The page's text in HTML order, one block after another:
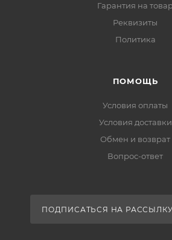
Гарантия на товар
Реквизиты
Политика
ПОМОЩЬ
Условия оплаты
Условия доставки
Обмен и возврат
Вопрос-ответ
ПОДПИСАТЬСЯ НА РАССЫЛКУ